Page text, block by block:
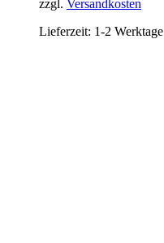
zzgl. Versandkosten
Lieferzeit: 1-2 Werktage